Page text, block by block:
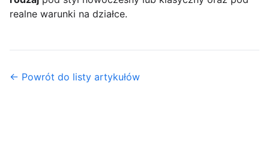
realne warunki na działce.
← Powrót do listy artykułów